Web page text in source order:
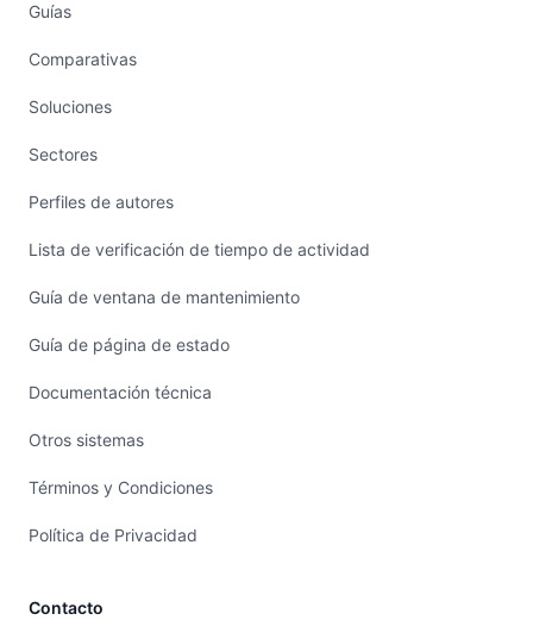
Guías
Comparativas
Soluciones
Sectores
Perfiles de autores
Lista de verificación de tiempo de actividad
Guía de ventana de mantenimiento
Guía de página de estado
Documentación técnica
Otros sistemas
Términos y Condiciones
Política de Privacidad
Contacto